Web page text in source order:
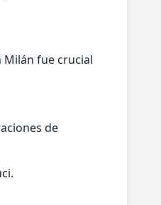
Milán fue crucial
de